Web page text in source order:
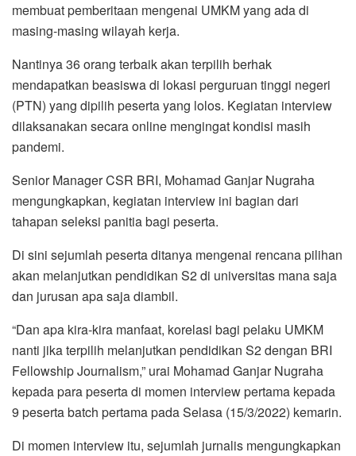
membuat pemberitaan mengenai UMKM yang ada di
masing-masing wilayah kerja.
Nantinya 36 orang terbaik akan terpilih berhak
mendapatkan beasiswa di lokasi perguruan tinggi negeri
(PTN) yang dipilih peserta yang lolos. Kegiatan interview
dilaksanakan secara online mengingat kondisi masih
pandemi.
Senior Manager CSR BRI, Mohamad Ganjar Nugraha
mengungkapkan, kegiatan interview ini bagian dari
tahapan seleksi panitia bagi peserta.
Di sini sejumlah peserta ditanya mengenai rencana pilihan
akan melanjutkan pendidikan S2 di universitas mana saja
dan jurusan apa saja diambil.
“Dan apa kira-kira manfaat, korelasi bagi pelaku UMKM
nanti jika terpilih melanjutkan pendidikan S2 dengan BRI
Fellowship Journalism,” urai Mohamad Ganjar Nugraha
kepada para peserta di momen interview pertama kepada
9 peserta batch pertama pada Selasa (15/3/2022) kemarin.
Di momen interview itu, sejumlah jurnalis mengungkapkan